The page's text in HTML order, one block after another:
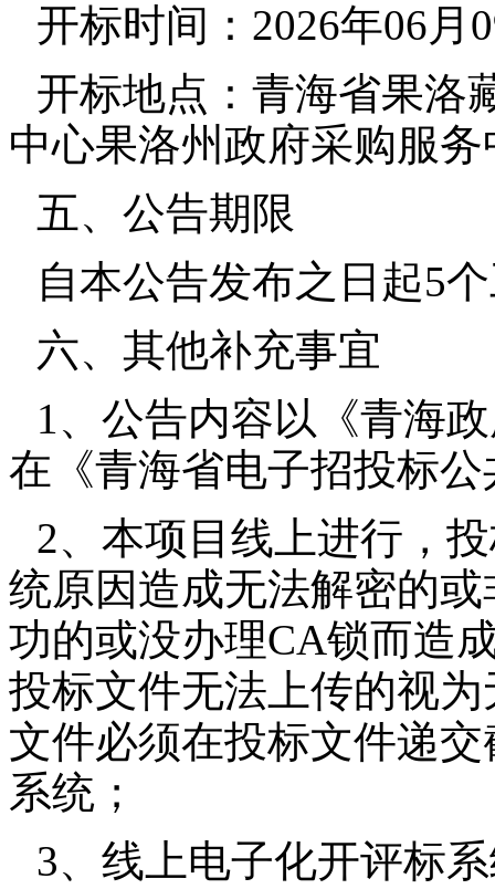
开标时间：2026年06月
开标地点：青海省果洛
中心果洛州政府采购服
五、公告期限
自本公告发布之日起5
六、其他补充事宜
1、公告内容以《青海
在《青海省电子招投标
2、本项目线上进行，
统原因造成无法解密的
功的或没办理CA锁而造
投标文件无法上传的视
文件必须在投标文件递
系统；
3、线上电子化开评标